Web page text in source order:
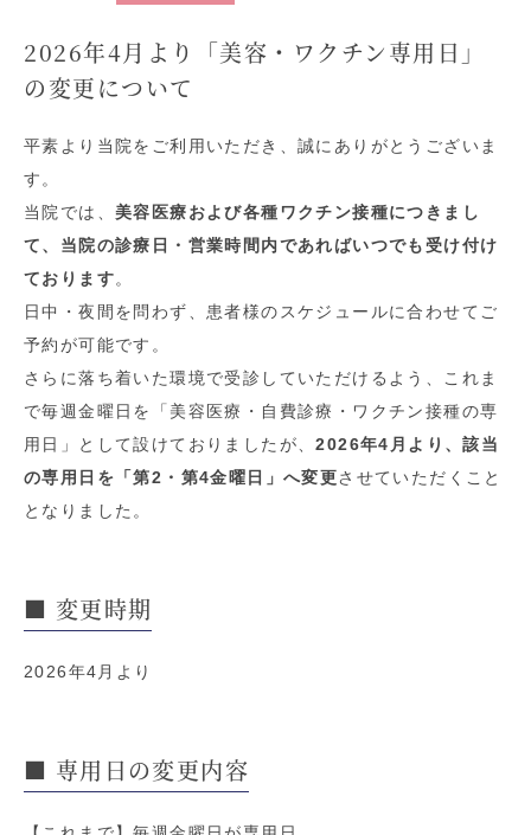
2026年4月より「美容・ワクチン専用日」
の変更について
平素より当院をご利用いただき、誠にありがとうございま
す。
当院では、 美容医療および各種ワクチン接種につきまし
て、当院の診療日・営業時間内であればいつでも受け付け
ております。
日中・夜間を問わず、患者様のスケジュールに合わせてご
予約が可能です。
さらに落ち着いた環境で受診していただけるよう、これま
で毎週金曜日を「美容医療・自費診療・ワクチン接種の専
用日」として設けておりましたが、2026年4月より、該当
の専用日を「第2・第4金曜日」へ変更させていただくこと
となりました。
■ 変更時期
2026年4月より
■ 専用日の変更内容